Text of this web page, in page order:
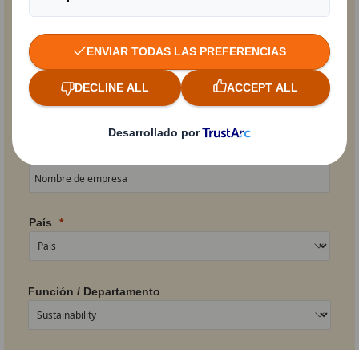
Teléfono de empresa
País
Función / Departamento